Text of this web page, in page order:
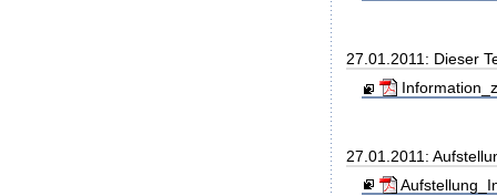
27.01.2011: Dieser
27.01.2011: